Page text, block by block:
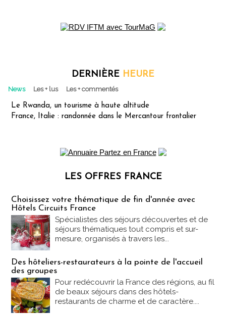
DERNIÈRE HEURE
News Les + lus Les + commentés
Le Rwanda, un tourisme à haute altitude
France, Italie : randonnée dans le Mercantour frontalier
LES OFFRES FRANCE
Choisissez votre thématique de fin d'année avec
Hôtels Circuits France
Spécialistes des séjours découvertes et de
séjours thématiques tout compris et sur-
mesure, organisés à travers les...
Des hôteliers-restaurateurs à la pointe de l'accueil
des groupes
Pour redécouvrir la France des régions, au fil
de beaux séjours dans des hôtels-
restaurants de charme et de caractère....